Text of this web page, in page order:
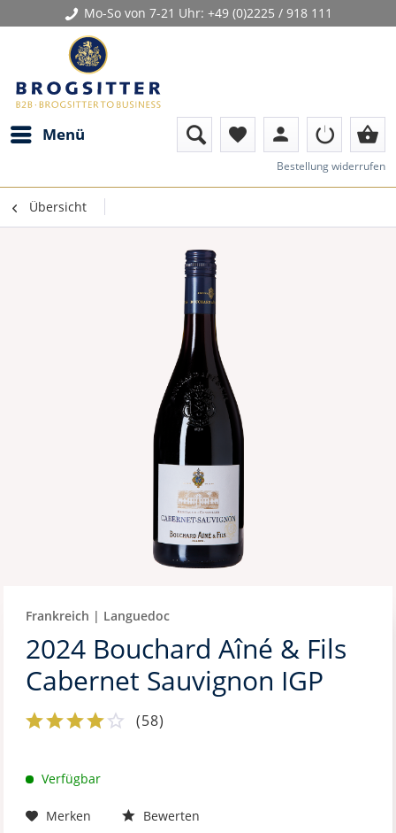
Mo-So von 7-21 Uhr: +49 (0)2225 / 918 111
Menü favorite person shopping_basket
Bestellung widerrufen
Übersicht
Frankreich | Languedoc
2024 Bouchard Aîné & Fils
Cabernet Sauvignon IGP
(58)
Verfügbar
Merken Bewerten